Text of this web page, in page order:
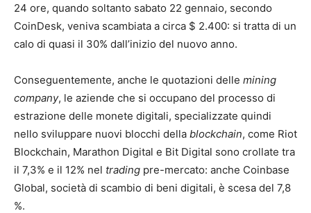
24 ore, quando soltanto sabato 22 gennaio, secondo
CoinDesk, veniva scambiata a circa $ 2.400: si tratta di un
calo di quasi il 30% dall’inizio del nuovo anno.
Conseguentemente, anche le quotazioni delle mining
company, le aziende che si occupano del processo di
estrazione delle monete digitali, specializzate quindi
nello sviluppare nuovi blocchi della blockchain, come Riot
Blockchain, Marathon Digital e Bit Digital sono crollate tra
il 7,3% e il 12% nel trading pre-mercato: anche Coinbase
Global, società di scambio di beni digitali, è scesa del 7,8
%.